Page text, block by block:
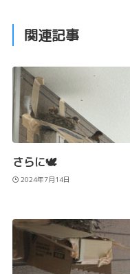
関連記事
さらに🕊️
2024年7月14日